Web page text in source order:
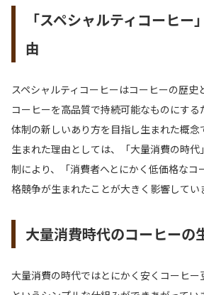
「スペシャルティコーヒー
由
スペシャルティコーヒーはコーヒーの歴史
コーヒーを高品質で持続可能なものにす
体制の新しいあり方を目指し生まれた概念
生まれた理由としては、「大量消費の時
制により、「消費者へとにかく低価格なコ
格競争が生まれたことが大きく影響してい
大量消費時代のコーヒーの
大量消費の時代ではとにかく安くコーヒー